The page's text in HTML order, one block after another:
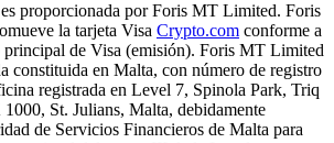
proporcionada por Foris MT Limited. Foris
la tarjeta Visa Crypto.com conforme a
principal de Visa (emisión). Foris MT Limited
constituida en Malta, con número de registro
registrada en Level 7, Spinola Park, Triq
St. Julians, Malta, debidamente
de Servicios Financieros de Malta para